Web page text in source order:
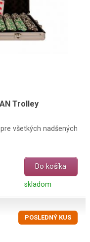
Trolley
všetkých nadšených
Do košíka
skladom
POSLEDNÝ KUS